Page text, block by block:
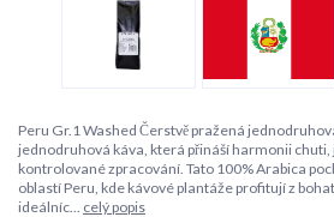
Peru Gr.1 Washed Čerstvě pražená
jednodruhová káva, která přináší harmonii chuti,
kontrolované zpracování. Tato 100% Arabica
oblastí Peru, kde kávové plantáže profitují z
ideálníc... celý popis